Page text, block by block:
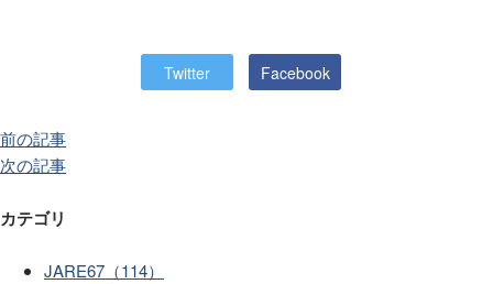
Twitter Facebook
前の記事
次の記事
カテゴリ
JARE67（114）